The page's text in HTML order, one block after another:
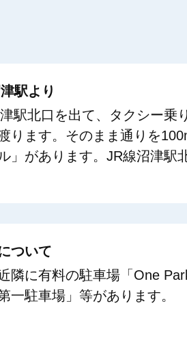
駅より
駅北口を出て、タクシー乗
ります。そのまま通りを
」があります。JR線沼津駅
ついて
隣に有料の駐車場「One
一駐車場」等があります。